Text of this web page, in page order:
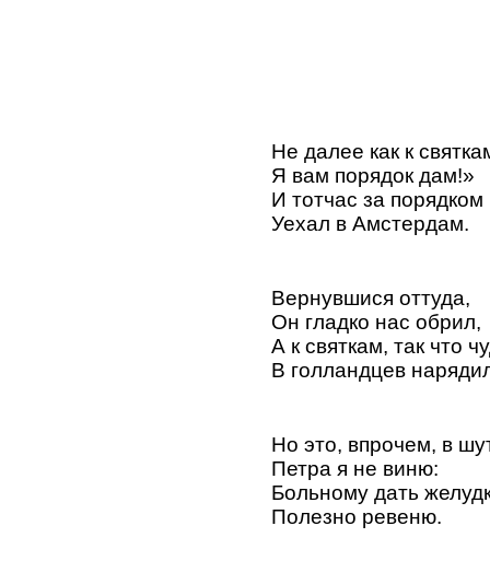
Не далее как к
Я вам порядок дам!»
И тотчас за порядком
Уехал в Амстердам.
Вернувшися оттуда,
Он гладко нас обрил,
А к святкам, так что
В голландцев
Но это, впрочем, в
Петра я не виню:
Больному дать
Полезно ревеню.